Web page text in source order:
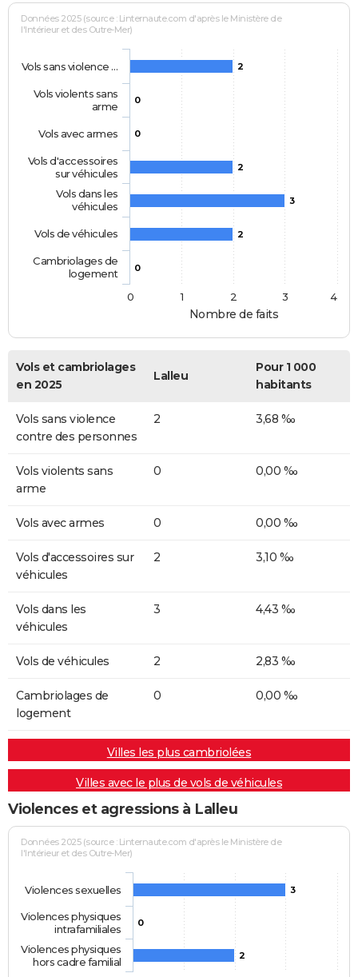
Nombre de faits
Données 2025 (source : Linternaute.com d'après le Ministère de
l'Intérieur et des Outre-Mer)
2
0
0
2
3
2
0
Vols sans violence …
Vols violents sans
arme
Vols avec armes
Vols d'accessoires
sur véhicules
Vols dans les
véhicules
Vols de véhicules
Cambriolages de
logement
0
1 2 3 4
Vols et cambriolages
en 2025
Lalleu
Pour 1 000
habitants
Vols sans violence
contre des personnes
2 3,68 ‰
Vols violents sans
arme
0 0,00 ‰
Vols avec armes 0 0,00 ‰
Vols d'accessoires sur
véhicules
2 3,10 ‰
Vols dans les
véhicules
3 4,43 ‰
Vols de véhicules 2 2,83 ‰
Cambriolages de
logement
0 0,00 ‰
Villes les plus cambriolées
Villes avec le plus de vols de véhicules
Violences et agressions à Lalleu
Données 2025 (source : Linternaute.com d'après le Ministère de
l'Intérieur et des Outre-Mer)
3
0
2
Violences sexuelles
Violences physiques
intrafamiliales
Violences physiques
hors cadre familial